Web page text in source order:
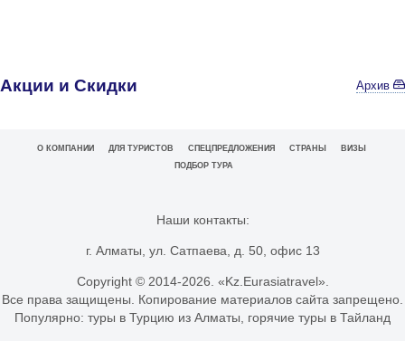
Акции и Скидки Архив
О КОМПАНИИ ДЛЯ ТУРИСТОВ СПЕЦПРЕДЛОЖЕНИЯ СТРАНЫ
ВИЗЫ
ПОДБОР ТУРА
Наши контакты:
г. Алматы, ул. Сатпаева, д. 50, офис 13
Copyright © 2014-2026. «Kz.Eurasiatravel».
Все права защищены. Копирование материалов сайта запрещено.
Популярно: туры в Турцию из Алматы горячие туры в Тайланд